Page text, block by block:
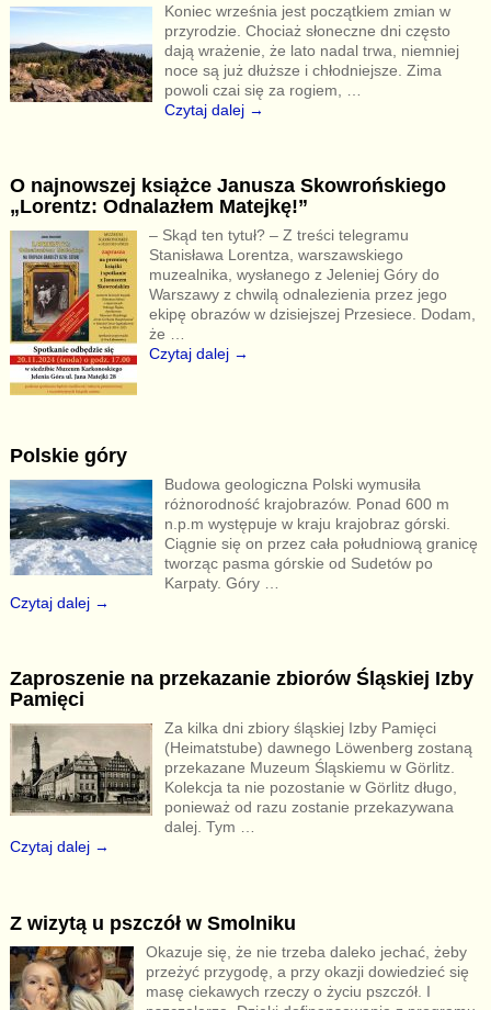
Koniec września jest początkiem zmian w
przyrodzie. Chociaż słoneczne dni często
dają wrażenie, że lato nadal trwa, niemniej
noce są już dłuższe i chłodniejsze. Zima
powoli czai się za rogiem,
Czytaj dalej →
O najnowszej książce Janusza Skowrońskiego
„Lorentz: Odnalazłem Matejkę!”
– Skąd ten tytuł? – Z treści telegramu
Stanisława Lorentza, warszawskiego
muzealnika, wysłanego z Jeleniej Góry do
Warszawy z chwilą odnalezienia przez jego
ekipę obrazów w dzisiejszej Przesiece. Dodam,
że …
Czytaj dalej →
Polskie góry
Budowa geologiczna Polski wymusiła
różnorodność krajobrazów. Ponad 600 m
n.p.m występuje w kraju krajobraz górski.
Ciągnie się on przez cała południową granicę
tworząc pasma górskie od Sudetów po
Karpaty. Góry
Czytaj dalej →
Zaproszenie na przekazanie zbiorów Śląskiej Izby
Pamięci
Za kilka dni zbiory śląskiej Izby Pamięci
(Heimatstube) dawnego Löwenberg zostaną
przekazane Muzeum Śląskiemu w Görlitz.
Kolekcja ta nie pozostanie w Görlitz długo,
ponieważ od razu zostanie przekazywana
dalej. Tym …
Czytaj dalej →
Z wizytą u pszczół w Smolniku
Okazuje się, że nie trzeba daleko jechać, żeby
przeżyć przygodę, a przy okazji dowiedzieć się
masę ciekawych rzeczy o życiu pszczół. I